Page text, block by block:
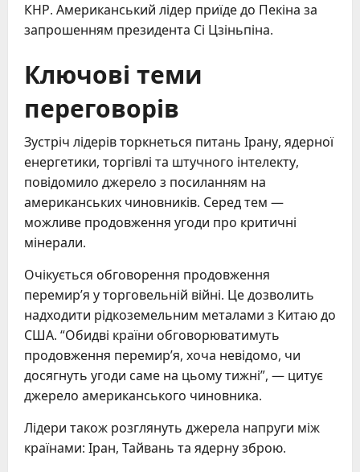
КНР. Американський лідер приїде до Пекіна за
запрошенням президента Сі Цзіньпіна.
Ключові теми
переговорів
Зустріч лідерів торкнеться питань Ірану, ядерної
енергетики, торгівлі та штучного інтелекту,
повідомило джерело з посиланням на
американських чиновників. Серед тем —
можливе продовження угоди про критичні
мінерали.
Очікується обговорення продовження
перемир’я у торговельній війні. Це дозволить
надходити рідкоземельним металами з Китаю до
США. “Обидві країни обговорюватимуть
продовження перемир’я, хоча невідомо, чи
досягнуть угоди саме на цьому тижні”, — цитує
джерело американського чиновника.
Лідери також розглянуть джерела напруги між
країнами: Іран, Тайвань та ядерну зброю.